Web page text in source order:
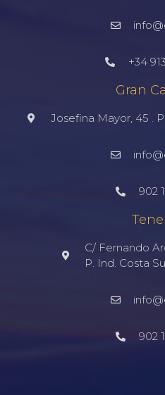
+34
Gran
Josefina Mayor, 45 .
902
C/ Fernando
P. Ind. Costa
902